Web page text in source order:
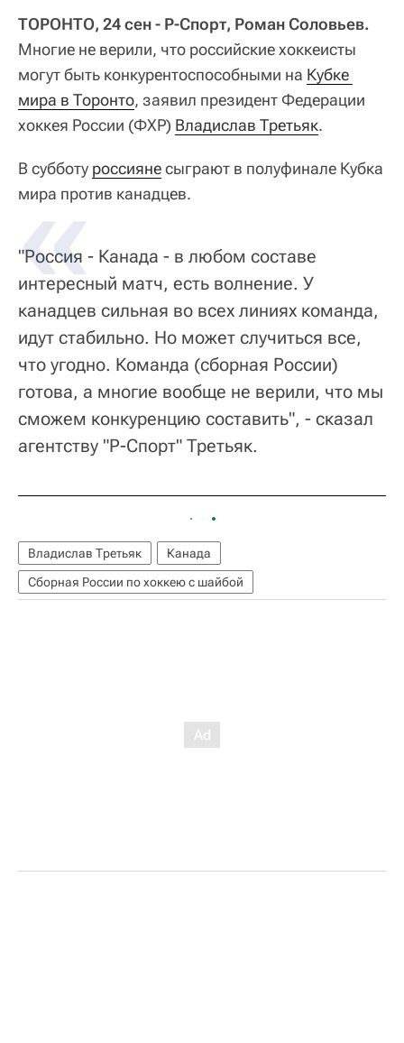
ТОРОНТО, 24 сен - Р-Спорт, Роман Соловьев.
Многие не верили, что российские хоккеисты
могут быть конкурентоспособными на Кубке
мира в Торонто, заявил президент Федерации
хоккея России (ФХР) Владислав Третьяк.
В субботу россиянесыграют в полуфинале Кубка
мира против канадцев.
"Россия - Канада - в любом составе
интересный матч, есть волнение. У
канадцев сильная во всех линиях команда,
идут стабильно. Но может случиться все,
что угодно. Команда (сборная России)
готова, а многие вообще не верили, что мы
сможем конкуренцию составить", - сказал
агентству "Р-Спорт" Третьяк.
Владислав Третьяк
Канада
Сборная России по хоккею с шайбой